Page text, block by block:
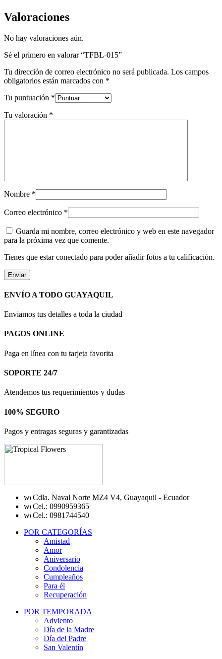
Valoraciones
No hay valoraciones aún.
Sé el primero en valorar “TFBL-015”
Tu dirección de correo electrónico no será publicada. Los campos
obligatorios están marcados con *
Tu puntuación *
Tu valoración *
Nombre *
Correo electrónico *
Guarda mi nombre, correo electrónico y web en este navegador
para la próxima vez que comente.
Tienes que estar conectado para poder añadir fotos a tu calificación.
ENVÍO A TODO GUAYAQUIL
Enviamos tus detalles a toda la ciudad
PAGOS ONLINE
Paga en línea con tu tarjeta favorita
SOPORTE 24/7
Atendemos tus requerimientos y dudas
100% SEGURO
Pagos y entragas seguras y garantizadas
Cdla. Naval Norte MZ4 V4, Guayaquil - Ecuador
Cel.: 0990959365
Cel.: 0981744540
POR CATEGORÍAS
Amistad
Amor
Aniversario
Condolencia
Cumpleaños
Para él
Recuperación
POR TEMPORADA
Adviento
Día de la Madre
Día del Padre
San Valentín